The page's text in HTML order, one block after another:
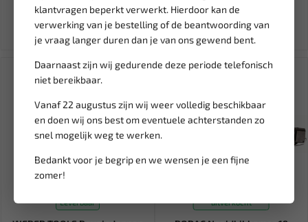
klantvragen beperkt verwerkt. Hierdoor kan de
verwerking van je bestelling of de beantwoording van
je vraag langer duren dan je van ons gewend bent.
Daarnaast zijn wij gedurende deze periode telefonisch
niet bereikbaar.
Vanaf 22 augustus zijn wij weer volledig beschikbaar
en doen wij ons best om eventuele achterstanden zo
snel mogelijk weg te werken.
Bedankt voor je begrip en we wensen je een fijne
zomer!
Ex. btw: € 5,80
Ex. btw: € 13,77
Leverbaar
SALE!
uitverkocht